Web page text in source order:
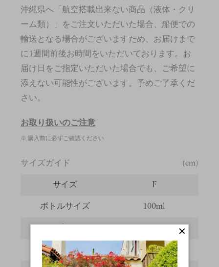
沖縄県へ「航空搭載出来ない商品（液体・クリ
ーム類）」をご注文いただいた場合、船便での
輸送となる場合がございますため、お届けまで
に1週間前後お時間をいただいております。お
届け日をご指定いただいた場合でも、ご希望に
添えない可能性がございます。予めご了承くだ
さい。
お取り扱いのご注意
※ 購入前に必ずご確認ください
サイズガイド (cm)
サイズ F
ボトルサイズ 100ml
全長 13